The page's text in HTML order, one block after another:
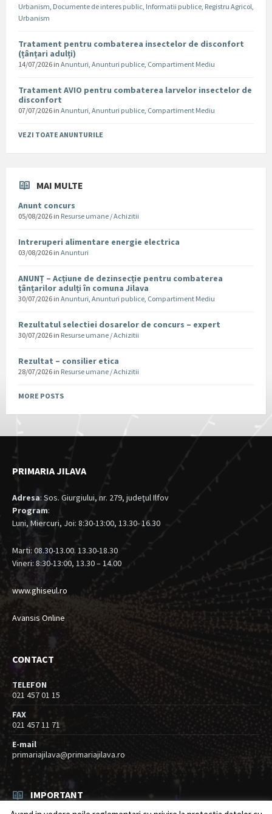
Urbanism, Documente de interes public, Informatii publice, Registru Agricol,
Urbanism
Tratament pentru combaterea insectelor de disconfort
(țânțari adulți)
14/07/2026 in Anunturi, Anunturi publice, Compartiment Mediu
Tratament AVIO pentru combaterea larvelor insectelor de
disconfort
07/07/2026 in Anunturi, Anunturi publice, Compartiment Mediu
VEZI TOATE ANUNTURILE
MAI MULTE
Anunt concurs
05/08/2026 in Resurse umane / Achizitii
Intreruperi alimentare energie electrica
03/08/2026 in Anunturi
ANUNȚ – Acțiune de dezinsecție pentru combaterea
țânțarilor adulți în comuna Jilava
30/07/2026 in Anunturi, Anunturi publice, Compartiment Mediu
Rezultatul selectiei dosarelor de concurs – expert
30/07/2026 in Resurse umane / Achizitii
Rezultat – consilier etica
28/07/2026 in Resurse umane / Achizitii
MORE POSTS
PRIMARIA JILAVA
Adresa: Sos. Giurgiului, nr. 279, judeţul Ilfov
Program:
Luni, Miercuri, Joi: 8:30-13:00, 13.30- 16.30
Marti: 08.30-13.00. 13.30-18.30
Vineri: 8:30-13:00, 13.30 – 14.00
www.ghiseul.ro
Avansis Online
CONTACT
TELEFON
021 457 01 15
FAX
021 457 11 71
E-mail
primariajilava@primariajilava.ro
IMPORTANT